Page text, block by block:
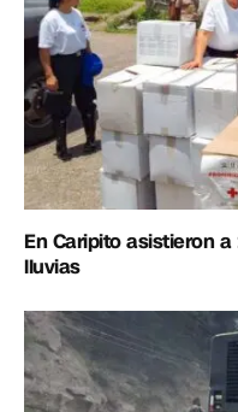
En Caripito asistieron
lluvias